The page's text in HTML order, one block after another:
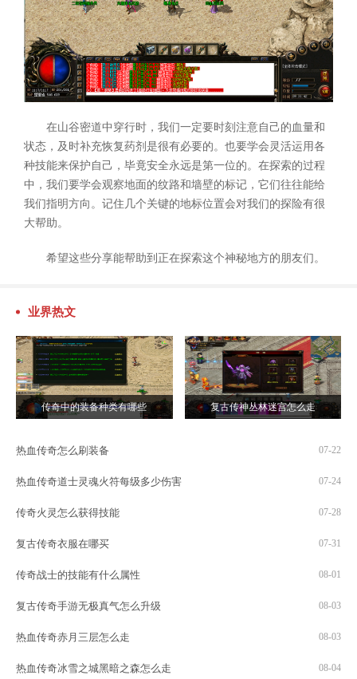
在山谷密道中穿行时，我们一定要时刻注意自己的血量和
状态，及时补充恢复药剂是很有必要的。也要学会灵活运用各
种技能来保护自己，毕竟安全永远是第一位的。在探索的过程
中，我们要学会观察地面的纹路和墙壁的标记，它们往往能给
我们指明方向。记住几个关键的地标位置会对我们的探险有很
大帮助。
希望这些分享能帮助到正在探索这个神秘地方的朋友们。
业界热文
传奇中的装备种类有哪些 复古传神丛林迷宫怎么走
热血传奇怎么刷装备 07-22
热血传奇道士灵魂火符每级多少伤害 07-24
传奇火灵怎么获得技能 07-28
复古传奇衣服在哪买 07-31
传奇战士的技能有什么属性 08-01
复古传奇手游无极真气怎么升级 08-03
热血传奇赤月三层怎么走 08-03
热血传奇冰雪之城黑暗之森怎么走 08-04